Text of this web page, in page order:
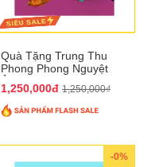
Quà Tặng Trung Thu
Phong Phong Nguyệt
1,250,000đ 1,250,000₫
-0%